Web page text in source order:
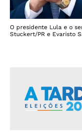
O presidente Lula e o
Stuckert/PR e Evaristo